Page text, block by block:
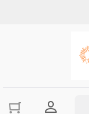
ورود به